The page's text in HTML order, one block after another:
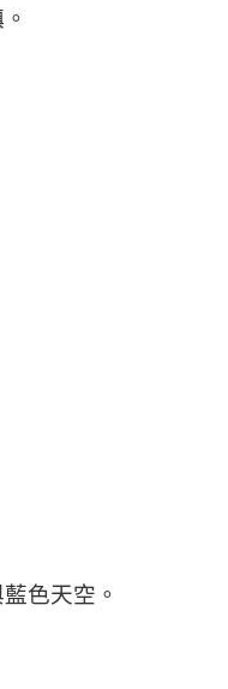
色天空。